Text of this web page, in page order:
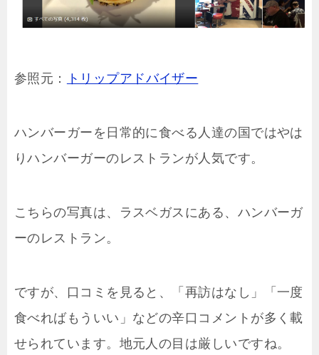
参照元： トリップアドバイザー
ハンバーガーを日常的に食べる人達の国ではやは
りハンバーガーのレストランが人気です。
こちらの写真は、ラスベガスにある、ハンバーガ
ーのレストラン。
ですが、口コミを見ると、「再訪はなし」「一度
食べればもういい」などの辛口コメントが多く載
せられています。地元人の目は厳しいですね。